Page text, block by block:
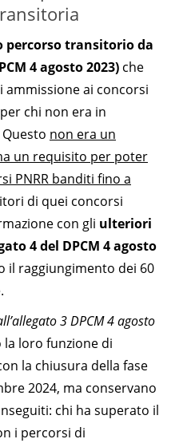
transitorio da
4 agosto 2023) che
ai concorsi
chi non era in
Questo non era un
un requisito per poter
PNRR banditi fino a
di quei concorsi
con gli ulteriori
4 del DPCM 4 agosto
il raggiungimento dei 60
3 DPCM 4 agosto
loro funzione di
la chiusura della fase
2024, ma conservano
chi ha superato il
i percorsi di